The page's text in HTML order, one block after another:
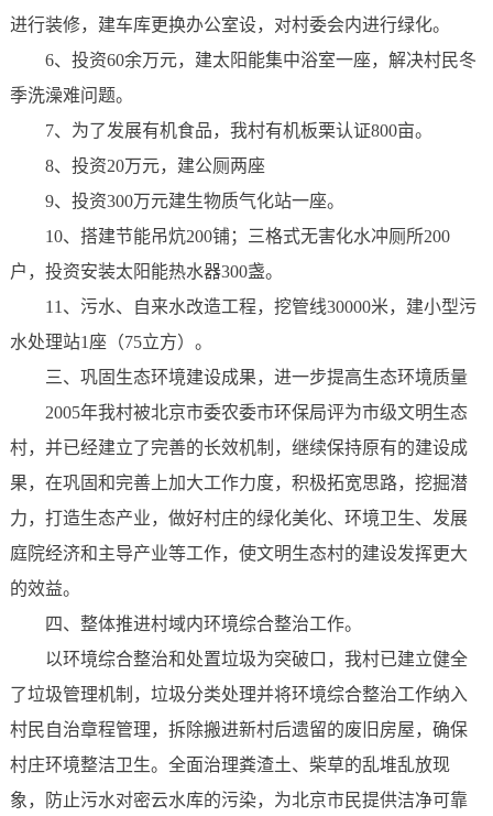
进行装修，建车库更换办公室设，对村委会内进行绿化。
6、投资60余万元，建太阳能集中浴室一座，解决村民冬
季洗澡难问题。
7、为了发展有机食品，我村有机板栗认证800亩。
8、投资20万元，建公厕两座
9、投资300万元建生物质气化站一座。
10、搭建节能吊炕200铺；三格式无害化水冲厕所200
户，投资安装太阳能热水器300盏。
11、污水、自来水改造工程，挖管线30000米，建小型污
水处理站1座（75立方）。
三、巩固生态环境建设成果，进一步提高生态环境质量
2005年我村被北京市委农委市环保局评为市级文明生态
村，并已经建立了完善的长效机制，继续保持原有的建设成
果，在巩固和完善上加大工作力度，积极拓宽思路，挖掘潜
力，打造生态产业，做好村庄的绿化美化、环境卫生、发展
庭院经济和主导产业等工作，使文明生态村的建设发挥更大
的效益。
四、整体推进村域内环境综合整治工作。
以环境综合整治和处置垃圾为突破口，我村已建立健全
了垃圾管理机制，垃圾分类处理并将环境综合整治工作纳入
村民自治章程管理，拆除搬进新村后遗留的废旧房屋，确保
村庄环境整洁卫生。全面治理粪渣土、柴草的乱堆乱放现
象，防止污水对密云水库的污染，为北京市民提供洁净可靠